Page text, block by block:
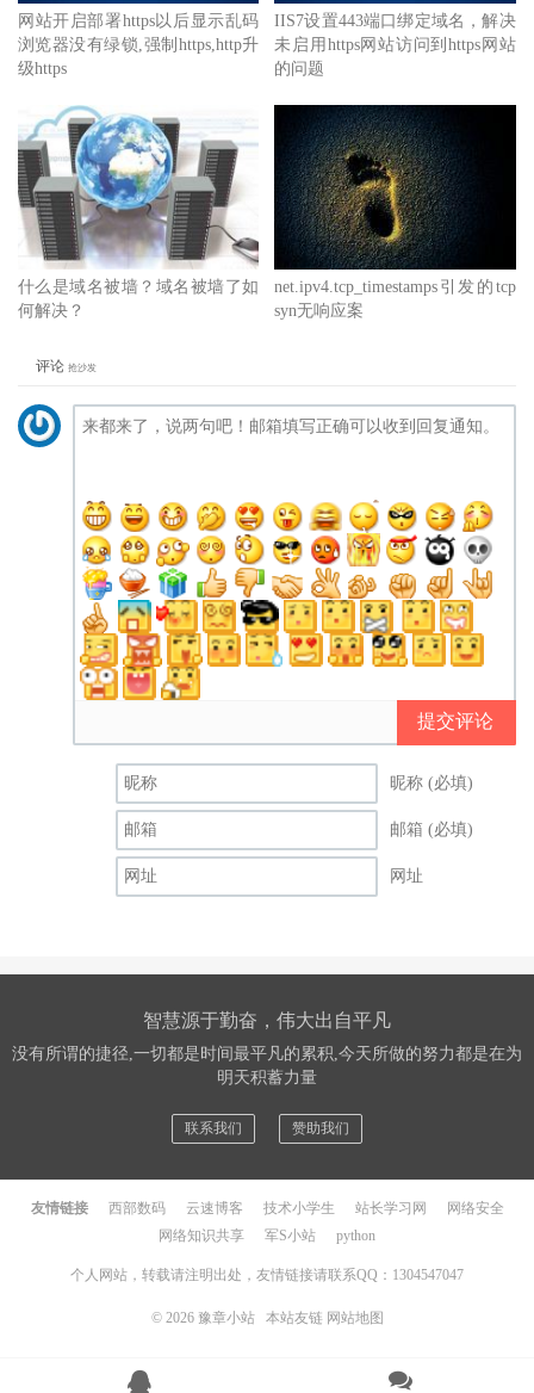
网站开启部署https以后显示乱码
浏览器没有绿锁,强制https,http升
级https
IIS7设置443端口绑定域名，解决
未启用https网站访问到https网站
的问题
什么是域名被墙？域名被墙了如
何解决？
net.ipv4.tcp_timestamps引发的tcp
syn无响应案
评论 抢沙发
提交评论
昵称 (必填)
邮箱 (必填)
网址
智慧源于勤奋，伟大出自平凡
没有所谓的捷径,一切都是时间最平凡的累积,今天所做的努力都是在为
明天积蓄力量
联系我们 赞助我们
友情链接 西部数码 云速博客 技术小学生 站长学习网
网络安全
网络知识共享
军S小站 python
个人网站，转载请注明出处，友情链接请联系QQ：1304547047
© 2026 豫章小站 本站友链 网站地图